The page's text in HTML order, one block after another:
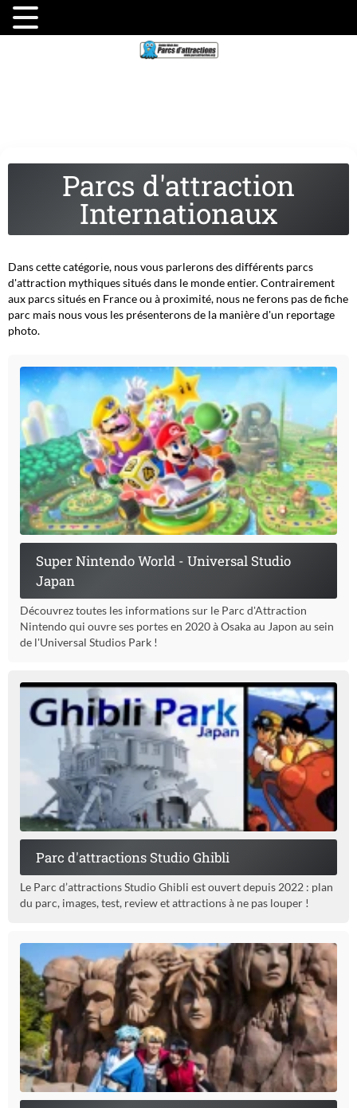
Parcs d'attraction
Internationaux
Dans cette catégorie, nous vous parlerons des différents parcs
d'attraction mythiques situés dans le monde entier. Contrairement
aux parcs situés en France ou à proximité, nous ne ferons pas de fiche
parc mais nous vous les présenterons de la manière d'un reportage
photo.
Super Nintendo World - Universal Studio
Japan
Découvrez toutes les informations sur le Parc d'Attraction
Nintendo qui ouvre ses portes en 2020 à Osaka au Japon au sein
de l'Universal Studios Park !
Parc d'attractions Studio Ghibli
Le Parc d’attractions Studio Ghibli est ouvert depuis 2022 : plan
du parc, images, test, review et attractions à ne pas louper !